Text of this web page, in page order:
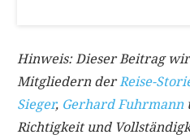
Hinweis: Dieser Beitrag
Mitgliedern derReise-
Sieger, Gerhard Fuhrmann
Richtigkeit und